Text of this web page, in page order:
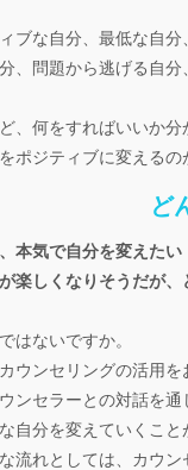
ブな自分、最低な自
、問題から逃げる自分
、何をすればいいか
ポジティブに変える
ど
本気で自分を変えたい
楽しくなりそうだが
はないですか。
ウンセリングの活用を
ンセラーとの対話を
自分を変えていくこと
流れとしては、カウ